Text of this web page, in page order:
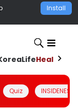
Install
LifeHealth
Quiz INSIDENESIA